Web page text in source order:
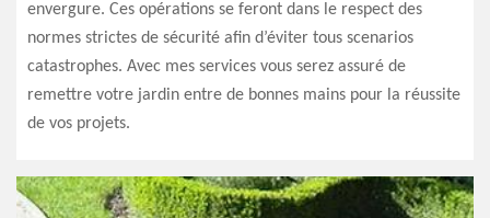
envergure. Ces opérations se feront dans le respect des
normes strictes de sécurité afin d’éviter tous scenarios
catastrophes. Avec mes services vous serez assuré de
remettre votre jardin entre de bonnes mains pour la réussite
de vos projets.